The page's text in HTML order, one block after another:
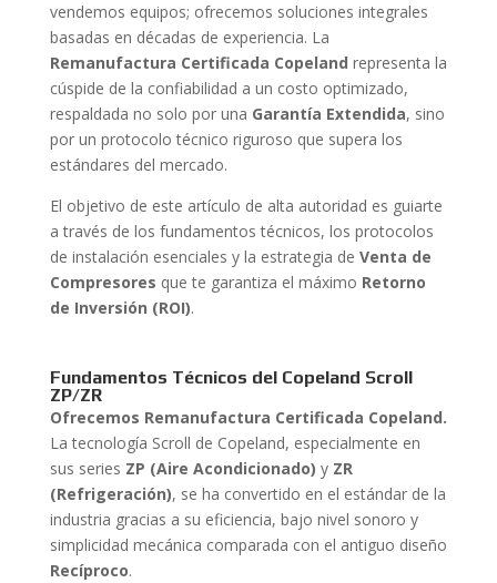
vendemos equipos; ofrecemos soluciones integrales
basadas en décadas de experiencia. La
Remanufactura Certificada Copeland representa la
cúspide de la confiabilidad a un costo optimizado,
respaldada no solo por una Garantía Extendida, sino
por un protocolo técnico riguroso que supera los
estándares del mercado.
El objetivo de este artículo de alta autoridad es guiarte
a través de los fundamentos técnicos, los protocolos
de instalación esenciales y la estrategia de Venta de
Compresores que te garantiza el máximo Retorno
de Inversión (ROI).
Fundamentos Técnicos del Copeland Scroll
ZP/ZR
Ofrecemos Remanufactura Certificada Copeland.
La tecnología Scroll de Copeland, especialmente en
sus series ZP (Aire Acondicionado) y ZR
(Refrigeración), se ha convertido en el estándar de la
industria gracias a su eficiencia, bajo nivel sonoro y
simplicidad mecánica comparada con el antiguo diseño
Recíproco.